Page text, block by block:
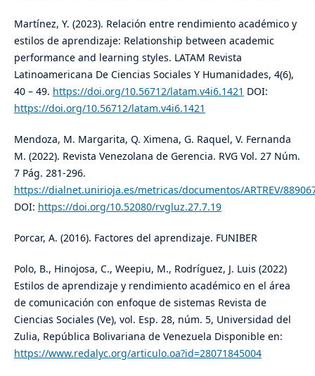
Martínez, Y. (2023). Relación entre rendimiento académico y
estilos de aprendizaje: Relationship between academic
performance and learning styles. LATAM Revista
Latinoamericana De Ciencias Sociales Y Humanidades, 4(6),
40 – 49. https://doi.org/10.56712/latam.v4i6.1421 DOI:
https://doi.org/10.56712/latam.v4i6.1421
Mendoza, M. Margarita, Q. Ximena, G. Raquel, V. Fernanda
M. (2022). Revista Venezolana de Gerencia. RVG Vol. 27 Núm.
7 Pág. 281-296.
https://dialnet.unirioja.es/metricas/documentos/ARTREV/
DOI: https://doi.org/10.52080/rvgluz.27.7.19
Porcar, A. (2016). Factores del aprendizaje. FUNIBER
Polo, B., Hinojosa, C., Weepiu, M., Rodríguez, J. Luis (2022)
Estilos de aprendizaje y rendimiento académico en el área
de comunicación con enfoque de sistemas Revista de
Ciencias Sociales (Ve), vol. Esp. 28, núm. 5, Universidad del
Zulia, República Bolivariana de Venezuela Disponible en:
https://www.redalyc.org/articulo.oa?id=28071845004